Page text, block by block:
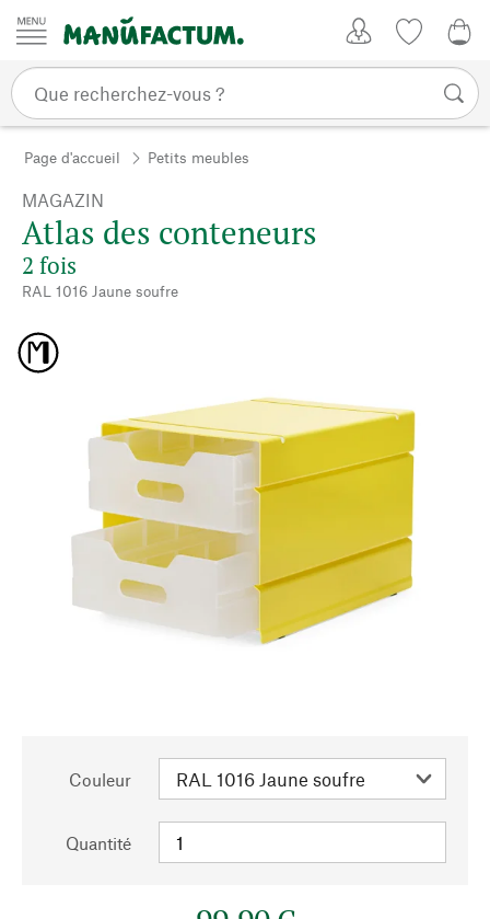
Passer au contenu
Page d'accueil Petits meubles
MAGAZIN
Atlas des conteneurs
2 fois
RAL 1016 Jaune soufre
Couleur
Quantité